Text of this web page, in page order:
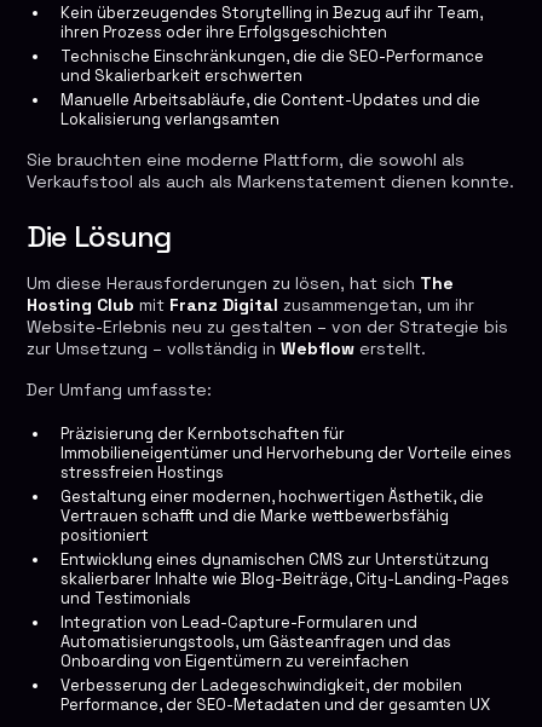
Kein überzeugendes Storytelling in Bezug auf ihr Team,
ihren Prozess oder ihre Erfolgsgeschichten
Technische Einschränkungen, die die SEO-Performance
und Skalierbarkeit erschwerten
Manuelle Arbeitsabläufe, die Content-Updates und die
Lokalisierung verlangsamten
Sie brauchten eine moderne Plattform, die sowohl als
Verkaufstool als auch als Markenstatement dienen konnte.
Die Lösung
Um diese Herausforderungen zu lösen, hat sich The
Hosting Club mit Franz Digital zusammengetan, um ihr
Website-Erlebnis neu zu gestalten – von der Strategie bis
zur Umsetzung – vollständig inWebflow erstellt.
Der Umfang umfasste:
Präzisierung der Kernbotschaften für
Immobilieneigentümer und Hervorhebung der Vorteile eines
stressfreien Hostings
Gestaltung einer modernen, hochwertigen Ästhetik, die
Vertrauen schafft und die Marke wettbewerbsfähig
positioniert
Entwicklung eines dynamischen CMS zur Unterstützung
skalierbarer Inhalte wie Blog-Beiträge, City-Landing-Pages
und Testimonials
Integration von Lead-Capture-Formularen und
Automatisierungstools, um Gästeanfragen und das
Onboarding von Eigentümern zu vereinfachen
Verbesserung der Ladegeschwindigkeit, der mobilen
Performance, der SEO-Metadaten und der gesamten UX